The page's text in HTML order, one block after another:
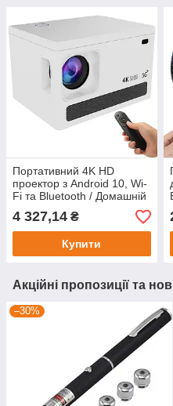
Портативний 4K HD
проектор з Android 10, Wi-
Fi та Bluetooth / Домашній
проектор / Міні проектор /
Смарт проектор
4 327,14 ₴
Купити
Акційні пропозиції та
–30%